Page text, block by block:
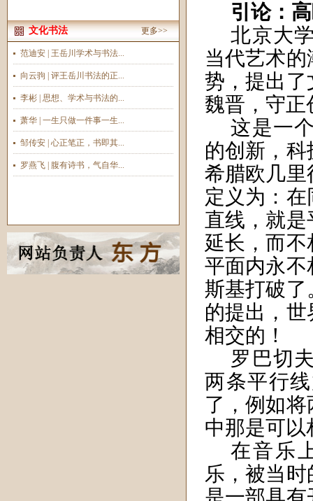
文化书法 更多>>
范迪安 | 王岳川学术与书法...
向云驹 | 评王岳川书法的正...
李彬 | 思想、学术与书法的...
萧华 | 一生只做一件事一生...
邹传安 | 心正笔正，书即其...
罗燕飞 | 腹有诗书，气自华...
引论：
北京大
当代艺术
势，提出了
魏晋，守正
这是一
的创新，
希腊欧几里
定义为：
直线，就
延长，而
平面内永不
斯基打破了
的提出，
相交的！
罗巴切
两条平行
了，例如
中那是可以
在音乐
乐，被当